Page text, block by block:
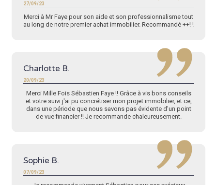
27/09/23
Merci à Mr Faye pour son aide et son professionnalisme tout
au long de notre premier achat immobilier. Recommandé ++! !
Charlotte B.
20/09/23
Merci Mille Fois Sébastien Faye !! Grâce à vis bons conseils
et votre suivi j'ai pu concrétiser mon projet immobilier, et ce,
dans une période que nous savons pas évidente d'un point
de vue financier !! Je recommande chaleureusement.
Sophie B.
07/09/23